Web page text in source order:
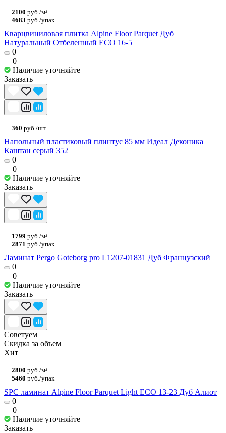
2100 руб./м²
4683 руб./упак
Кварцвиниловая плитка Alpine Floor Parquet Дуб
Натуральный Отбеленный ECO 16-5
0
0
Наличие уточняйте
Заказать
360 руб./шт
Напольный пластиковый плинтус 85 мм Идеал Деконика
Каштан серый 352
0
0
Наличие уточняйте
Заказать
1799 руб./м²
2871 руб./упак
Ламинат Pergo Goteborg pro L1207-01831 Дуб Французский
0
0
Наличие уточняйте
Заказать
Советуем
Скидка за объем
Хит
2800 руб./м²
5460 руб./упак
SPC ламинат Alpine Floor Parquet Light ЕСО 13-23 Дуб Алиот
0
0
Наличие уточняйте
Заказать